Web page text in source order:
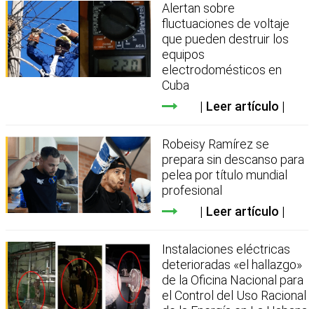
Alertan sobre
fluctuaciones de voltaje
que pueden destruir los
equipos
electrodomésticos en
Cuba
Leer artículo
Robeisy Ramírez se
prepara sin descanso para
pelea por título mundial
profesional
Leer artículo
Instalaciones eléctricas
deterioradas «el hallazgo»
de la Oficina Nacional para
el Control del Uso Racional